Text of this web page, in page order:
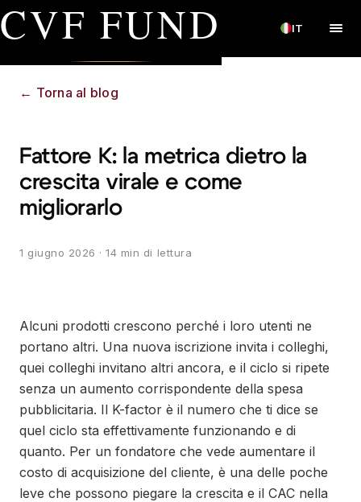
CVF FUND IT
← Torna al blog
Fattore K: la metrica dietro la
crescita virale e come
migliorarlo
1 giugno 2026 · 14 min di lettura
Alcuni prodotti crescono perché i loro utenti ne
portano altri. Una nuova iscrizione invita i colleghi,
quei colleghi invitano altri ancora, e il ciclo si ripete
senza un aumento corrispondente della spesa
pubblicitaria. Il K-factor è il numero che ti dice se
quel ciclo sta effettivamente funzionando e di
quanto. Per un fondatore che vede aumentare il
costo di acquisizione del cliente, è una delle poche
leve che possono piegare la crescita e il CAC nella